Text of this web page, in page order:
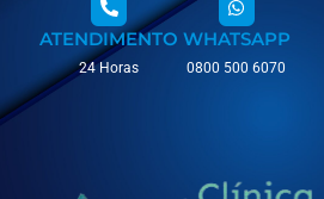
ATENDIMENTO
24 Horas
WHATSAPP
0800 500 6070